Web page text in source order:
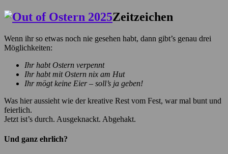
Zeitzeichen
Wenn ihr so etwas noch nie gesehen habt, dann gibt’s genau drei
Möglichkeiten:
Ihr habt Ostern verpennt
Ihr habt mit Ostern nix am Hut
Ihr mögt keine Eier – soll’s ja geben!
Was hier aussieht wie der kreative Rest vom Fest, war mal bunt und
feierlich.
Jetzt ist’s durch. Ausgeknackt. Abgehakt.
Und ganz ehrlich?